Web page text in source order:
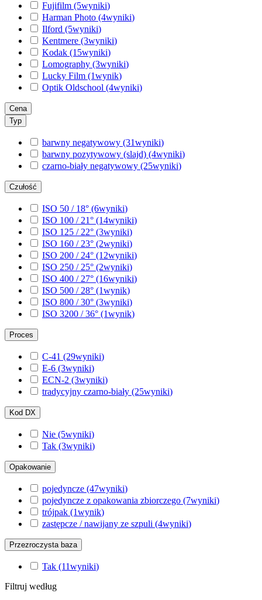
Fujifilm (5wyniki)
Harman Photo (4wyniki)
Ilford (5wyniki)
Kentmere (3wyniki)
Kodak (15wyniki)
Lomography (3wyniki)
Lucky Film (1wynik)
Optik Oldschool (4wyniki)
Cena
Typ
barwny negatywowy (31wyniki)
barwny pozytywowy (slajd) (4wyniki)
czarno-biały negatywowy (25wyniki)
Czułość
ISO 50 / 18° (6wyniki)
ISO 100 / 21° (14wyniki)
ISO 125 / 22° (3wyniki)
ISO 160 / 23° (2wyniki)
ISO 200 / 24° (12wyniki)
ISO 250 / 25° (2wyniki)
ISO 400 / 27° (16wyniki)
ISO 500 / 28° (1wynik)
ISO 800 / 30° (3wyniki)
ISO 3200 / 36° (1wynik)
Proces
C-41 (29wyniki)
E-6 (3wyniki)
ECN-2 (3wyniki)
tradycyjny czarno-biały (25wyniki)
Kod DX
Nie (5wyniki)
Tak (3wyniki)
Opakowanie
pojedyncze (47wyniki)
pojedyncze z opakowania zbiorczego (7wyniki)
trójpak (1wynik)
zastępcze / nawijany ze szpuli (4wyniki)
Przezroczysta baza
Tak (11wyniki)
Filtruj według